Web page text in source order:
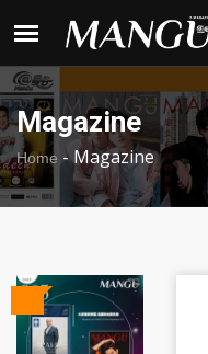
Magazine
Home - Magazine